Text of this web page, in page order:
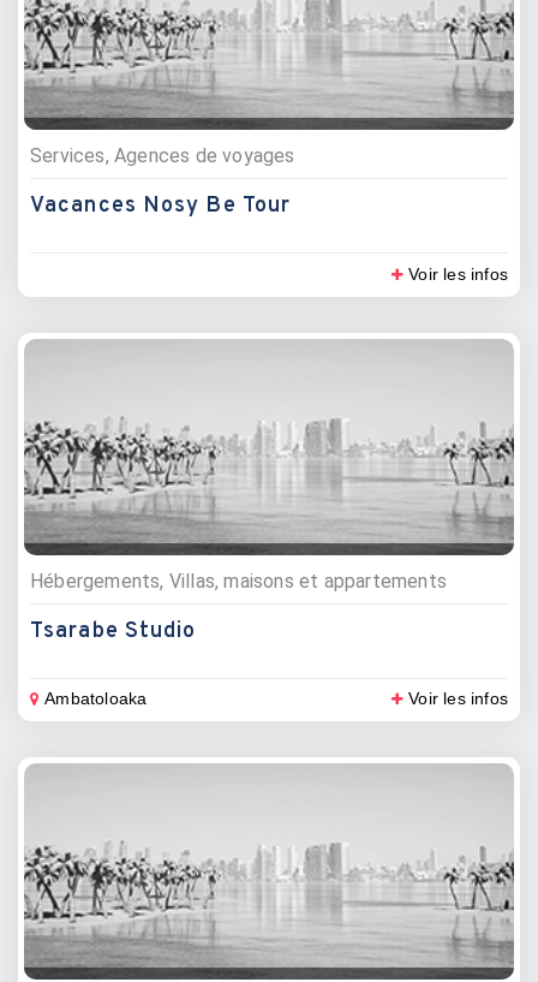
Services, Agences de voyages
Vacances Nosy Be Tour
Voir les infos
Hébergements, Villas, maisons et appartements
Tsarabe Studio
Ambatoloaka Voir les infos